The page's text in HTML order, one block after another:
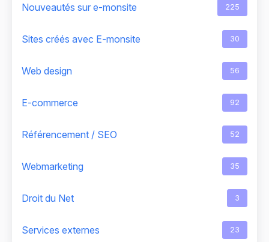
Nouveautés sur e-monsite 225
Sites créés avec E-monsite 30
Web design 56
E-commerce 92
Référencement / SEO 52
Webmarketing 35
Droit du Net 3
Services externes 23